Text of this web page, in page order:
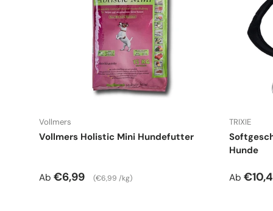
Vollmers
Vollmers Holistic Mini Hundefutter
Normaler Preis
Ab €6,99 Grundpreis
€6,99 /kg
TRIXIE
Hunde
Ab